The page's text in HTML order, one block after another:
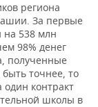
региона
За первые
на 538 млн
98% денег
полученные
точнее, то
контракт
школы в